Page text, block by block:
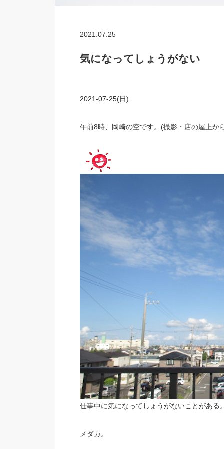
2021.07.25
気になってしょうがない
2021-07-25(日)
午前8時、岡崎の空です。(撮影・店の屋上か
仕事中に気になってしょうがないことがある
メダカ。